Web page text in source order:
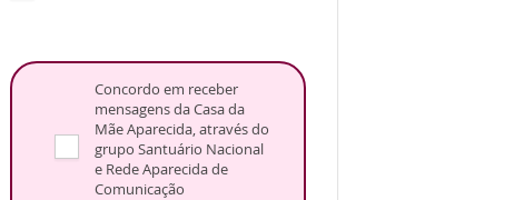
Concordo em receber
mensagens da Casa da
Mãe Aparecida, através do
grupo Santuário Nacional
e Rede Aparecida de
Comunicação